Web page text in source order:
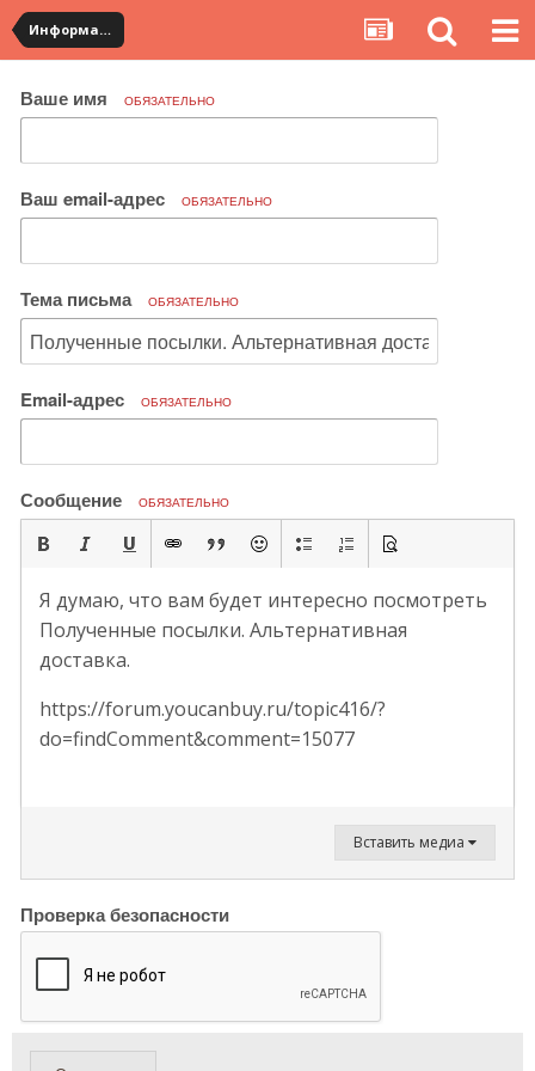
Информация по полученным посылкам
Ваше имя ОБЯЗАТЕЛЬНО
Ваш email-адрес ОБЯЗАТЕЛЬНО
Тема письма ОБЯЗАТЕЛЬНО
Email-адрес ОБЯЗАТЕЛЬНО
Сообщение ОБЯЗАТЕЛЬНО
Я думаю, что вам будет интересно посмотреть
Полученные посылки. Альтернативная
доставка.
https://forum.youcanbuy.ru/topic416/?
do=findComment&comment=15077
Вставить медиа
Проверка безопасности